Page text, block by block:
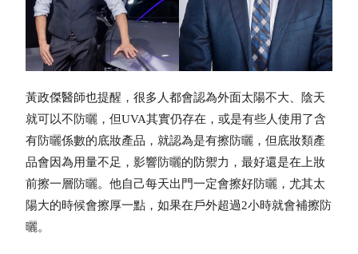
黃政傑醫師也提醒，很多人都會認為外面太陽不大、陰天
就可以不防曬 ，但UVA其實仍存在，或是有些人使用了含
有防曬係數的底妝產品，就認為是有擦防曬 ，但底妝類產
品會因為用量不足，影響防曬的防禦力，最好還是在上妝
前擦一層防曬。他自己每天出門一定會擦好防曬 ，尤其太
陽大的時候會擦厚一點，如果在戶外超過2小時就會補擦防
曬。